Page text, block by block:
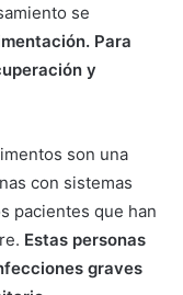
se
Para
y
son una
con sistemas
pacientes que han
Estas personas
graves